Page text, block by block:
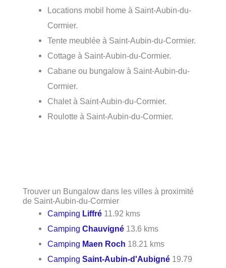
Locations mobil home à Saint-Aubin-du-
Cormier.
Tente meublée à Saint-Aubin-du-Cormier.
Cottage à Saint-Aubin-du-Cormier.
Cabane ou bungalow à Saint-Aubin-du-
Cormier.
Chalet à Saint-Aubin-du-Cormier.
Roulotte à Saint-Aubin-du-Cormier.
Trouver un Bungalow dans les villes à proximité
de Saint-Aubin-du-Cormier
Camping Liffré 11.92 kms
CampingChauvigné 13.6 kms
Camping Maen Roch 18.21 kms
CampingSaint-Aubin-d'Aubigné 19.79